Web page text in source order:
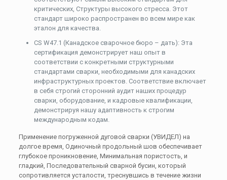
критических, Структуры высокого стресса. Этот
стандарт широко распространен во всем мире как
эталон для качества.
CS W47.1 (Канадское сварочное бюро – дать): Эта
сертификация демонстрирует наш опыт в
соответствии с конкретными структурными
стандартами сварки, необходимыми для канадских
инфраструктурных проектов. Соответствие включает
в себя строгий сторонний аудит наших процедур
сварки, оборудование, и кадровые квалификации,
демонстрируя нашу адаптивность к строгим
международным кодам.
Применение погруженной дуговой сварки (УВИДЕЛ) на
долгое время, Одиночный продольный шов обеспечивает
глубокое проникновение, Минимальная пористость, и
гладкий, Последовательный сварной бусин, который
сопротивляется усталости, треснувшись в течение жизни